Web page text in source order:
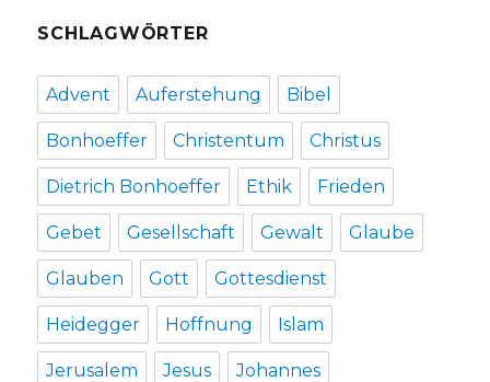
SCHLAGWÖRTER
Advent Auferstehung Bibel
Bonhoeffer Christentum Christus
Dietrich Bonhoeffer Ethik Frieden
Gebet Gesellschaft Gewalt Glaube
Glauben Gott Gottesdienst
Heidegger Hoffnung Islam
Jerusalem Jesus Johannes